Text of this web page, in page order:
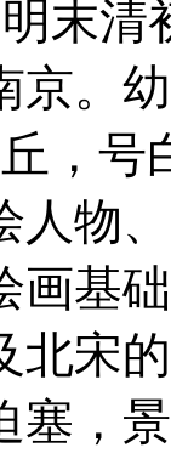
明末清
京。
丘，
人物
画基
北宋
塞，